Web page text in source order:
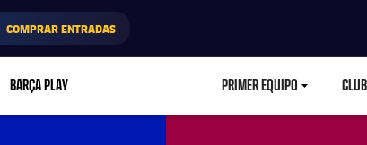
COMPRAR ENTRADAS
BARÇA PLAY PRIMER EQUIPO CLUB